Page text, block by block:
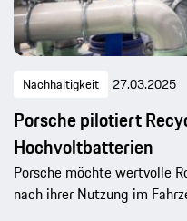
Nachhaltigkeit 27.03.2025
Porsche pilotiert
Hochvoltbatterien
Porsche möchte wertvolle
nach ihrer Nutzung im